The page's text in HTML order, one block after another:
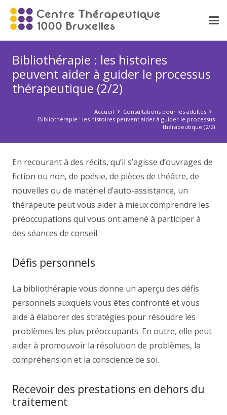
Bibliothérapie : les histoires
peuvent aider à guider le processus
thérapeutique (2/2)
Accueil
Consultations pour les adultes
Bibliothérapie : les histoires peuvent aider à guider le processus
thérapeutique (2/2)
En recourant à des récits, qu’il s’agisse d’ouvrages de
fiction ou non, de poésie, de pièces de théâtre, de
nouvelles ou de matériel d’auto-assistance, un
thérapeute peut vous aider à mieux comprendre les
préoccupations qui vous ont amené à participer à
des séances de conseil.
Défis personnels
La bibliothérapie vous donne un aperçu des défis
personnels auxquels vous êtes confronté et vous
aide à élaborer des stratégies pour résoudre les
problèmes les plus préoccupants. En outre, elle peut
aider à promouvoir la résolution de problèmes, la
compréhension et la conscience de soi.
Recevoir des prestations en dehors du
traitement